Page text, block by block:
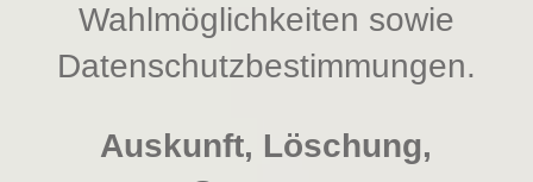
Wahlmöglichkeiten sowie
Datenschutzbestimmungen.
Auskunft, Löschung,